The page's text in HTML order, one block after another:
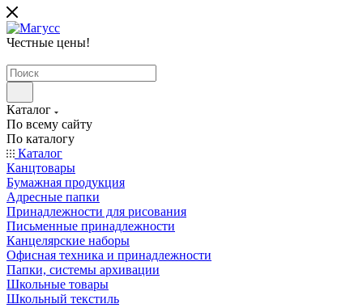
Честные цены!
Каталог
По всему сайту
По каталогу
Каталог
Канцтовары
Бумажная продукция
Адресные папки
Принадлежности для рисования
Письменные принадлежности
Канцелярские наборы
Офисная техника и принадлежности
Папки, системы архивации
Школьные товары
Школьный текстиль